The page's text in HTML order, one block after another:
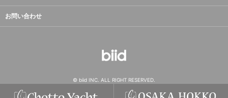
お問い合わせ
© biid INC. ALL RIGHT RESERVED.